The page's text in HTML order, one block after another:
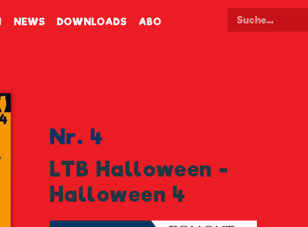
NEWS DOWNLOADS ABO
Nr. 4
LTB Halloween -
Halloween 4